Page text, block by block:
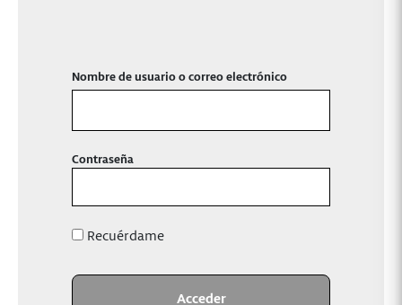
Nombre de usuario o correo electrónico
Contraseña
Recuérdame